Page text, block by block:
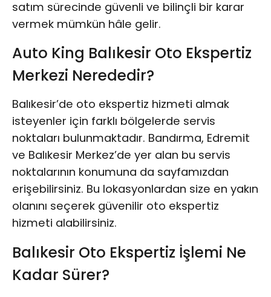
satım sürecinde güvenli ve bilinçli bir karar
vermek mümkün hâle gelir.
Auto King Balıkesir Oto Ekspertiz
Merkezi Nerededir?
Balıkesir’de oto ekspertiz hizmeti almak
isteyenler için farklı bölgelerde servis
noktaları bulunmaktadır. Bandırma, Edremit
ve Balıkesir Merkez’de yer alan bu servis
noktalarının konumuna da sayfamızdan
erişebilirsiniz. Bu lokasyonlardan size en yakın
olanını seçerek güvenilir oto ekspertiz
hizmeti alabilirsiniz.
Balıkesir Oto Ekspertiz İşlemi Ne
Kadar Sürer?